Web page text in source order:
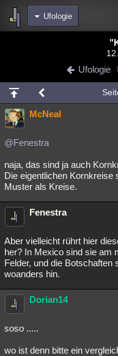
Ufologie
Chat Wiki
meine Rubriken
Menschen
Spiritualität
Natur Umfragen
weitere Rubriken
Philosophie Träume
Astronomie
Musik Clash
Übersichten
Besucht Teilgenommen
Lesenswert
Ufologie
McNeal
@Fenestra
naja, das sind ja auch
Die eigentlichen Kornkreise
Muster als Kreise.
Fenestra
Aber vielleicht rührt hier
her? In Mexico sind sie am
Felder, und die Botschaften
woanders hin.
Dorian14
soso .....
wo ist denn bitte ein